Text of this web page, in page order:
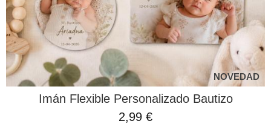
NOVEDAD
Imán Flexible Personalizado Bautizo
2,99 €